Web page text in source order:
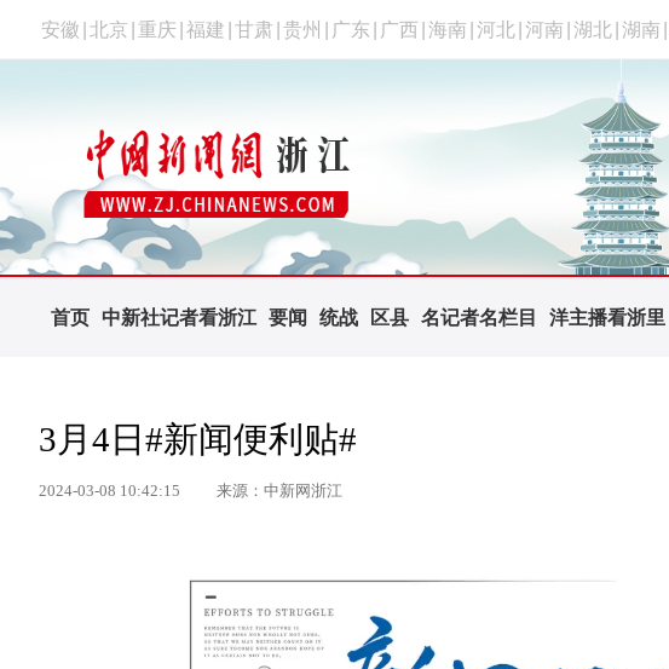
安徽 北京 重庆 福建 甘肃 贵州 广东 广西 海南 河北 河南 湖北 湖南
首页 中新社记者看浙江 要闻 统战 区县 名记者名栏目 洋主播看浙里
3月4日#新闻便利贴#
2024-03-08 10:42:15 来源：中新网浙江